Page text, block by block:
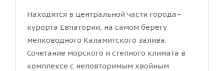
Находится в центральной части города–
курорта Евпатории, на самом берегу
мелководного Каламитского залива.
Сочетание морского и степного климата в
комплексе с неповторимым хвойным